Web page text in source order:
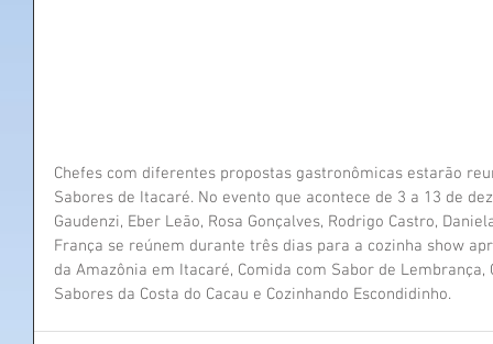
Chefes com diferentes propostas gastronômicas estarão
Sabores de Itacaré. No evento que acontece de 3 a 13 de
Gaudenzi, Eber Leão, Rosa Gonçalves, Rodrigo Castro,
França se reúnem durante três dias para a cozinha show
da Amazônia em Itacaré, Comida com Sabor de
Sabores da Costa do Cacau e Cozinhando Escondidinho.